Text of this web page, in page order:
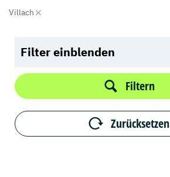
Villach
Filter einblenden
Filtern
Zurücksetzen